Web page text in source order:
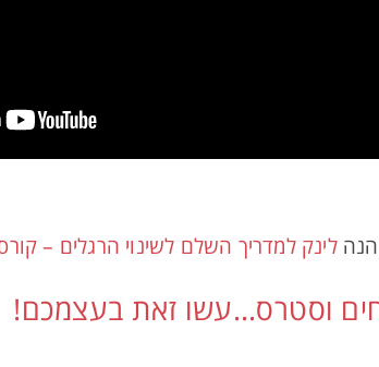
הנהלינק למדריך השלם לשינוי הרגלים – קורס
וסטרס…עשו זאת בעצמכם!